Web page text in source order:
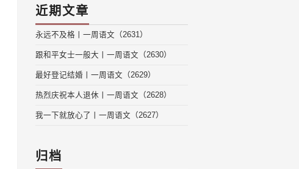
近期文章
永远不及格丨一周语文（2631）
跟和平女士一般大丨一周语文（2630）
最好登记结婚丨一周语文（2629）
热烈庆祝本人退休丨一周语文（2628）
我一下就放心了丨一周语文（2627）
归档